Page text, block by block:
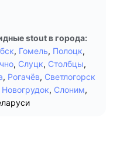
stout в города:
, Гомель, Полоцк,
, Слуцк, Столбцы,
, Рогачёв, Светлогорск
Новогрудок, Слоним,